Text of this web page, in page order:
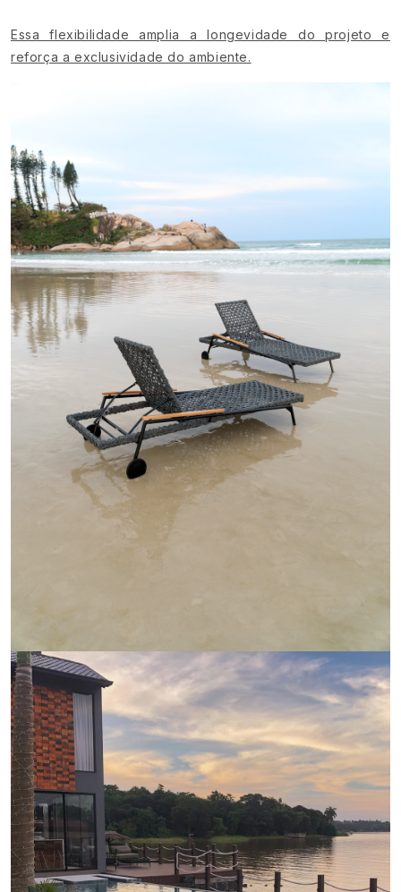
Essa flexibilidade amplia a longevidade do projeto e
reforça a exclusividade do ambiente.